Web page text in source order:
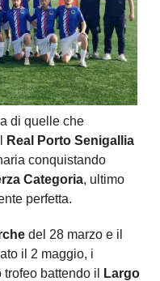
di quelle che
Real Porto Senigallia
conquistando
Categoria, ultimo
perfetta.
del 28 marzo e il
il 2 maggio, i
battendo il
Largo